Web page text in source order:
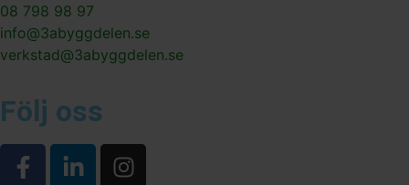
08 798 98 97
info@3abyggdelen.se
verkstad@3abyggdelen.se
Följ oss